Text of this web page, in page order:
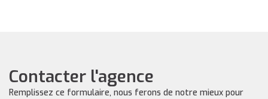
Contacter l'agence
Remplissez ce formulaire, nous ferons de notre mieux pour